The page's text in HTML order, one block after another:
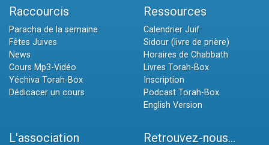
Raccourcis
Paracha de la semaine
Fêtes Juives
News
Cours Mp3-Vidéo
Yéchiva Torah-Box
Dédicacer un cours
Ressources
Calendrier Juif
Sidour (livre de prière)
Horaires de Chabbath
Livres Torah-Box
Inscription
Podcast Torah-Box
English Version
L'association Retrouvez-nous...